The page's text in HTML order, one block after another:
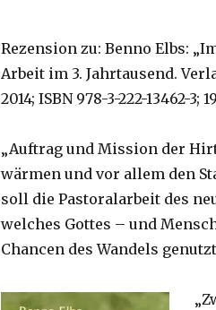
Rezension zu: Benno Elbs:
Arbeit im 3. Jahrtausend.
2014; ISBN 978-3-222-13462-3;
„Auftrag und Mission der
wärmen und vor allem den
soll die Pastoralarbeit des
welches Gottes – und
Chancen des Wandels